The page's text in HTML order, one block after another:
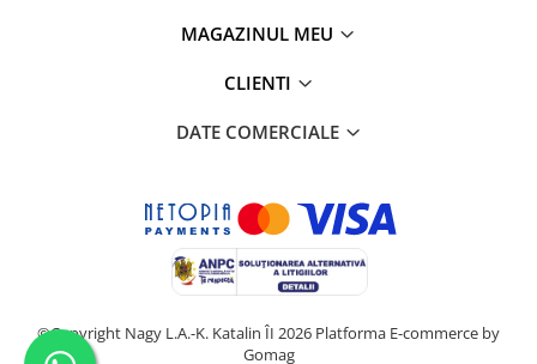
MAGAZINUL MEU
CLIENTI
DATE COMERCIALE
©Copyright Nagy L.A.-K. Katalin ÎI 2026 Platforma E-commerce by
Gomag